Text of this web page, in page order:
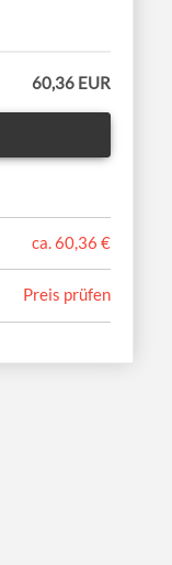
60,36 EUR
ca. 60,36 €
Preis prüfen